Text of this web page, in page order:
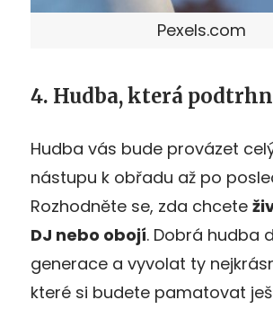
Pexels.com
4. Hudba, která
Hudba vás bude provázet
nástupu k obřadu až po
Rozhodněte se, zda chcete
DJ nebo obojí. Dobrá hudba
generace a vyvolat ty
které si budete pamatovat